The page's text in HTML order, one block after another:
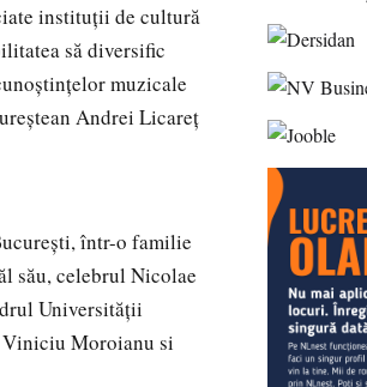
instituții de cultură
să diversific
muzicale
Andrei Licareț
într-o familie
său, celebrul Nicolae
Universității
Viniciu Moroianu si